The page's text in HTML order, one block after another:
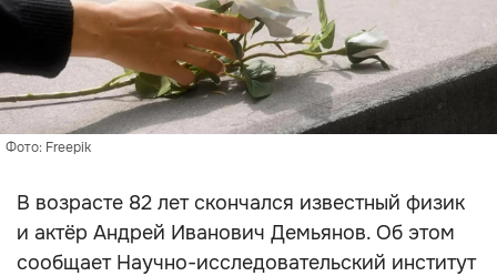
Фото: Freepik
В возрасте 82 лет скончался известный физик
и актёр Андрей Иванович Демьянов. Об этом
сообщает Научно-исследовательский институт